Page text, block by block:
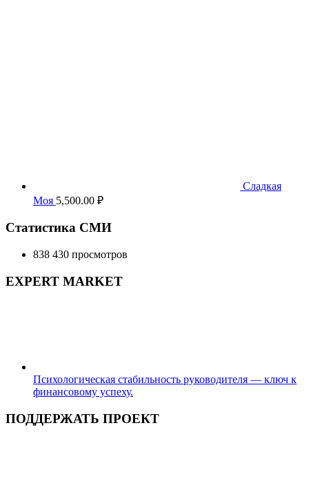
Сладкая
Моя 5,500.00 ₽
Статистика СМИ
838 430 просмотров
EXPERT MARKET
Психологическая стабильность руководителя — ключ к
финансовому успеху.
ПОДДЕРЖАТЬ ПРОЕКТ